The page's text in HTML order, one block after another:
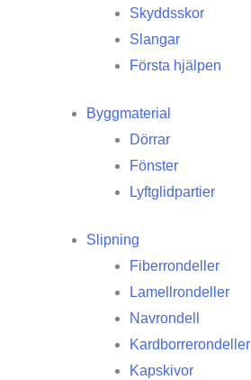
Skyddsskor
Slangar
Första hjälpen
Byggmaterial
Dörrar
Fönster
Lyftglidpartier
Slipning
Fiberrondeller
Lamellrondeller
Navrondell
Kardborrerondeller
Kapskivor